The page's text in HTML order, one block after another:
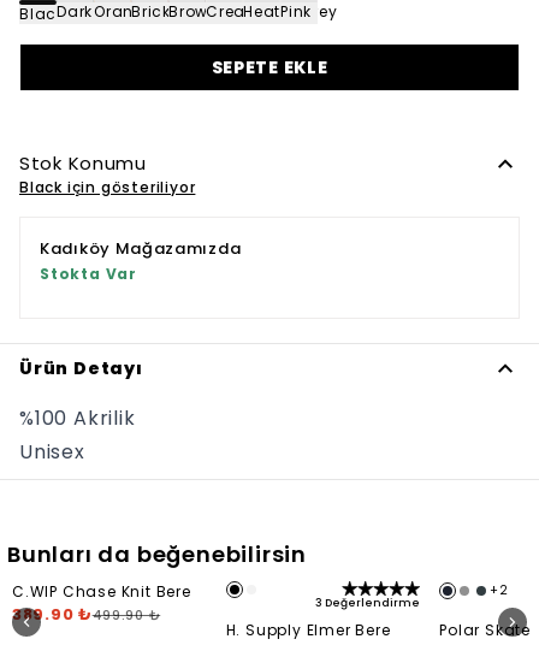
BlackDark Green
Orange
BrickBrownCreamHeater Grey
Pink
SEPETE EKLE
Stok Konumu
Black için gösteriliyor
Kadıköy Mağazamızda
Stokta Var
Ürün Detayı
%100 Akrilik
Unisex
Bunları da beğenebilirsin
C.WIP Chase Knit Bere
389.90 ₺499.90 ₺
3 Değerlendirme
H. Supply Elmer Bere
+ 2
Polar Skate